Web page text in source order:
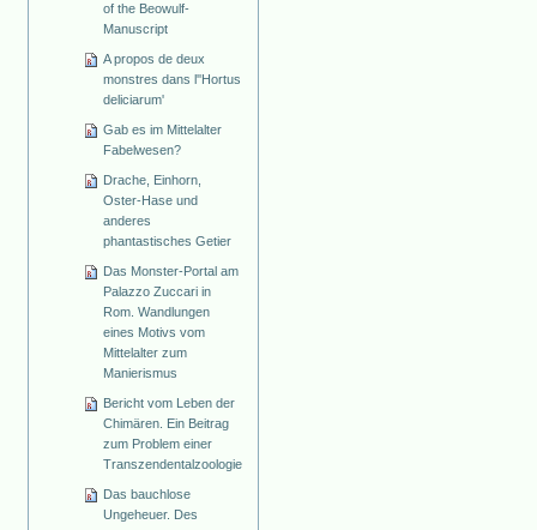
of the Beowulf-
Manuscript
A propos de deux
monstres dans l''Hortus
deliciarum'
Gab es im Mittelalter
Fabelwesen?
Drache, Einhorn,
Oster-Hase und
anderes
phantastisches Getier
Das Monster-Portal am
Palazzo Zuccari in
Rom. Wandlungen
eines Motivs vom
Mittelalter zum
Manierismus
Bericht vom Leben der
Chimären. Ein Beitrag
zum Problem einer
Transzendentalzoologie
Das bauchlose
Ungeheuer. Des